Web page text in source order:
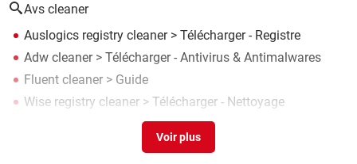
Avs cleaner
Auslogics registry cleaner> Télécharger - Registre
Adw cleaner> Télécharger - Antivirus & Antimalwares
Fluent cleaner > Guide
Wise registry cleaner > Télécharger - Nettoyage
> Télécharger - Nettoyage